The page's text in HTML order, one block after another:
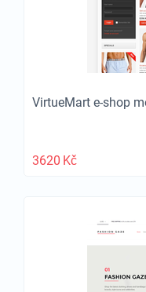
VirtueMart e-shop
3620 Kč